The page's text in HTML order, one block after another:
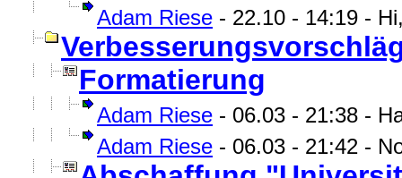
Adam Riese - 22.10 - 14:19 -
Formatierung
Adam Riese - 06.03 - 21:38 -
Adam Riese - 06.03 - 21:42 -